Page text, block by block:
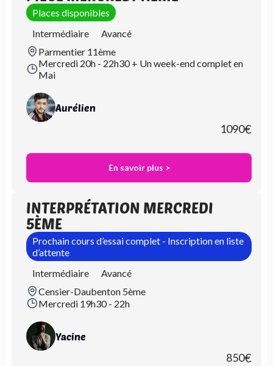
Places disponibles
Intermédiaire
Avancé
Parmentier 11ème
Mercredi 20h - 22h30 + Un week-end complet en
Mai
Aurélien
1090€
En savoir plus >
INTERPRÉTATION MERCREDI
5ÈME
Prochain cours d’essai complet - Inscription en liste
d’attente
Intermédiaire
Avancé
Censier-Daubenton 5ème
Mercredi 19h30 - 22h
Yacine
850€